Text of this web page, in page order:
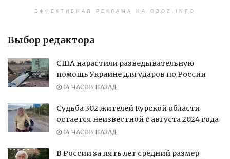
ЭФФЕКТИВНАЯ РЕКЛАМА НА OBOZ.INFO
Выбор редактора
США нарастили разведывательную
помощь Украине для ударов по России
14 ЧАСОВ НАЗАД
Судьба 302 жителей Курской области
остается неизвестной с августа 2024 года
14 ЧАСОВ НАЗАД
В России за пять лет средний размер